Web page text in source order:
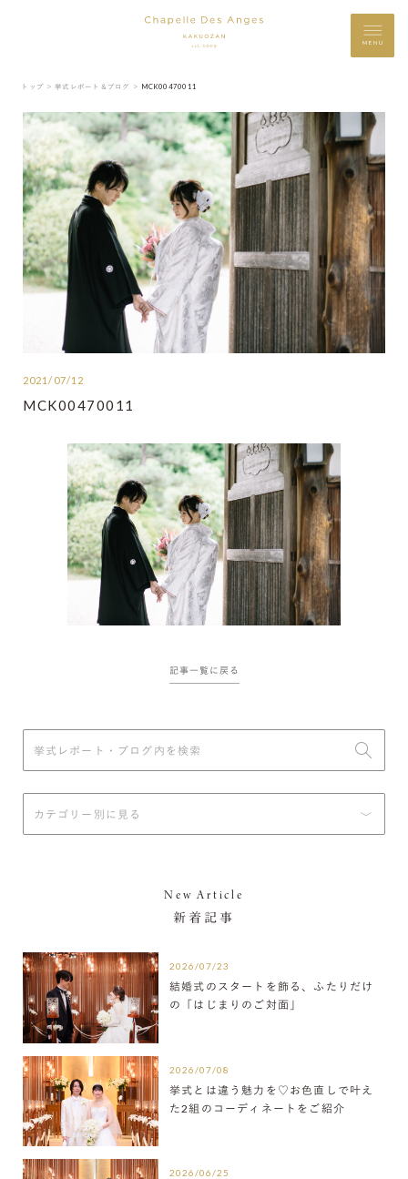
MENU
トップ ＞ 挙式レポート＆ブログ ＞ MCK00470011
2021/07/12
MCK00470011
記事一覧に戻る
New Article
新着記事
2026/07/23
結婚式のスタートを飾る、ふたりだけ
の「はじまりのご対面」
2026/07/08
挙式とは違う魅力を♡お色直しで叶え
た2組のコーディネートをご紹介
2026/06/25